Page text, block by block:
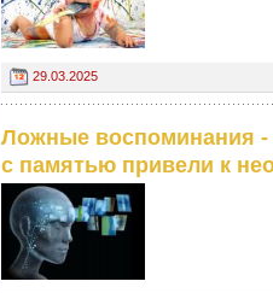
29.03.2025
Ложные воспоминания -
с памятью привели к